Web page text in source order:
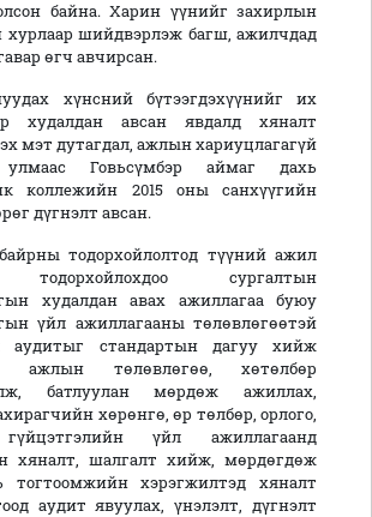
байна. Харин үүнийг захирлын
хурлаар шийдвэрлэж багш, ажилчдад
өгч авчирсан.
хүнсний бүтээгдэхүүнийг их
худалдан авсан явдалд хяналт
мэт дутагдал, ажлын хариуцлагагүй
Говьсүмбэр аймаг дахь
коллежийн 2015 оны санхүүгийн
дүгнэлт авсан.
тодорхойлолтод түүний ажил
тодорхойлохдоо сургалтын
худалдан авах ажиллагаа буюу
үйл ажиллагааны төлөвлөгөөтэй
аудитыг стандартын дагуу хийж
ажлын төлөвлөгөө, хөтөлбөр
батлуулан мөрдөж ажиллах,
хөрөнгө, өр төлбөр, орлого,
гүйцэтгэлийн үйл ажиллагаанд
хяналт, шалгалт хийж, мөрдөгдөж
тогтоомжийн хэрэгжилтэд хяналт
аудит явуулах, үнэлэлт, дүгнэлт